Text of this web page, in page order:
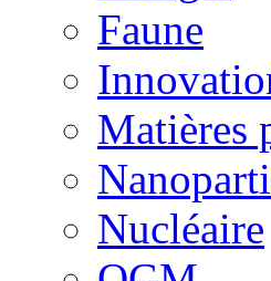
Faune
Matières
Nucléaire